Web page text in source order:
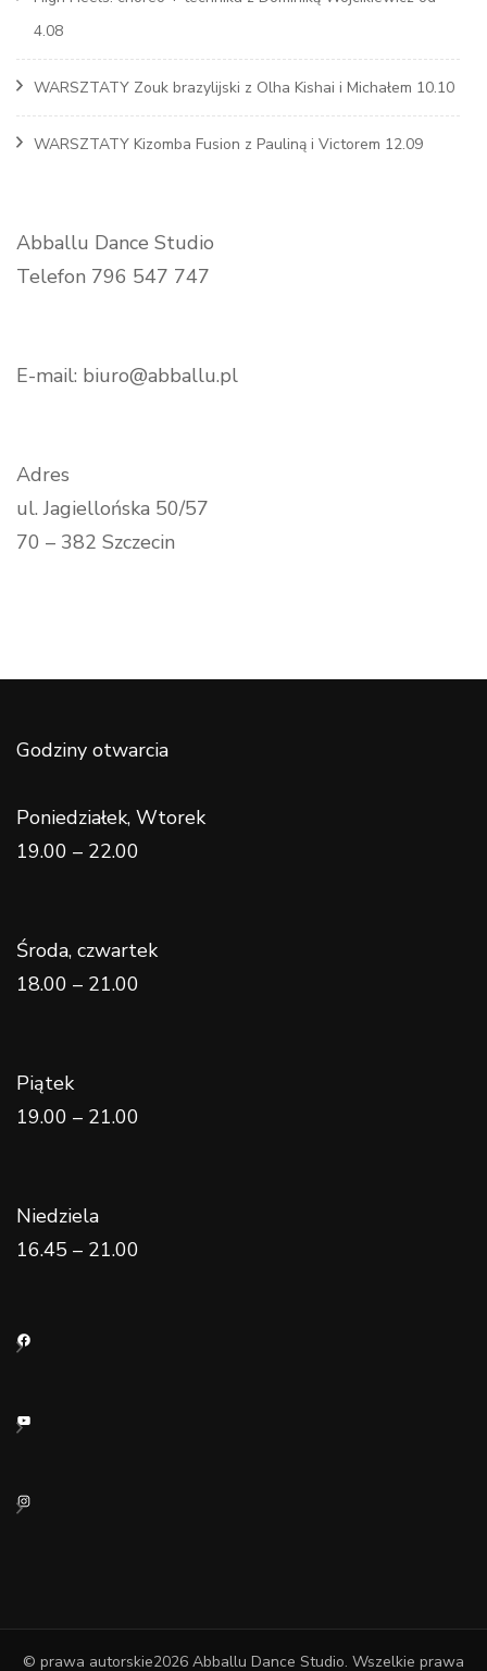
4.08
WARSZTATY Zouk brazylijski z Olha Kishai i Michałem 10.10
WARSZTATY Kizomba Fusion z Pauliną i Victorem 12.09
Abballu Dance Studio
Telefon 796 547 747
E-mail: biuro@abballu.pl
Adres
ul. Jagiellońska 50/57
70 – 382 Szczecin
Godziny otwarcia
Poniedziałek, Wtorek
19.00 – 22.00
Środa, czwartek
18.00 – 21.00
Piątek
19.00 – 21.00
Niedziela
16.45 – 21.00
Facebook
YouTube
Instagram
© prawa autorskie2026 Abballu Dance Studio. Wszelkie prawa